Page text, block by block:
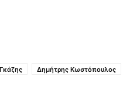
Δημήτρης Κωστόπουλος